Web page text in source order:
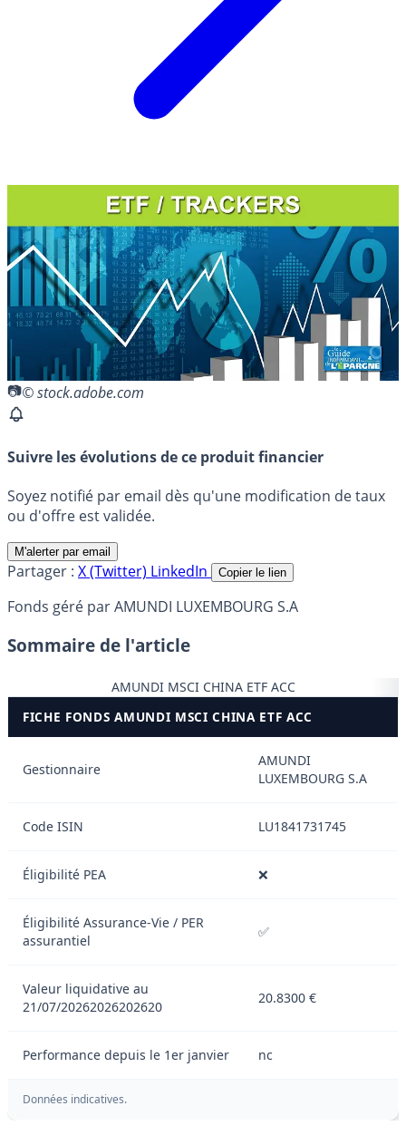
© stock.adobe.com
Suivre les évolutions de ce produit financier
Soyez notifié par email dès qu'une modification de taux
ou d'offre est validée.
M'alerter par email
Partager : X (Twitter) LinkedIn Copier le lien
Fonds géré par AMUNDI LUXEMBOURG S.A
Sommaire de l'article
AMUNDI MSCI CHINA ETF ACC
FICHE FONDS AMUNDI MSCI CHINA ETF ACC
Gestionnaire
AMUNDI
LUXEMBOURG S.A
Code ISIN LU1841731745
Éligibilité PEA ❌
Éligibilité Assurance-Vie / PER
assurantiel
✅
Valeur liquidative au
21/07/20262026202620
20.8300 €
Performance depuis le 1er janvier nc
Données indicatives.